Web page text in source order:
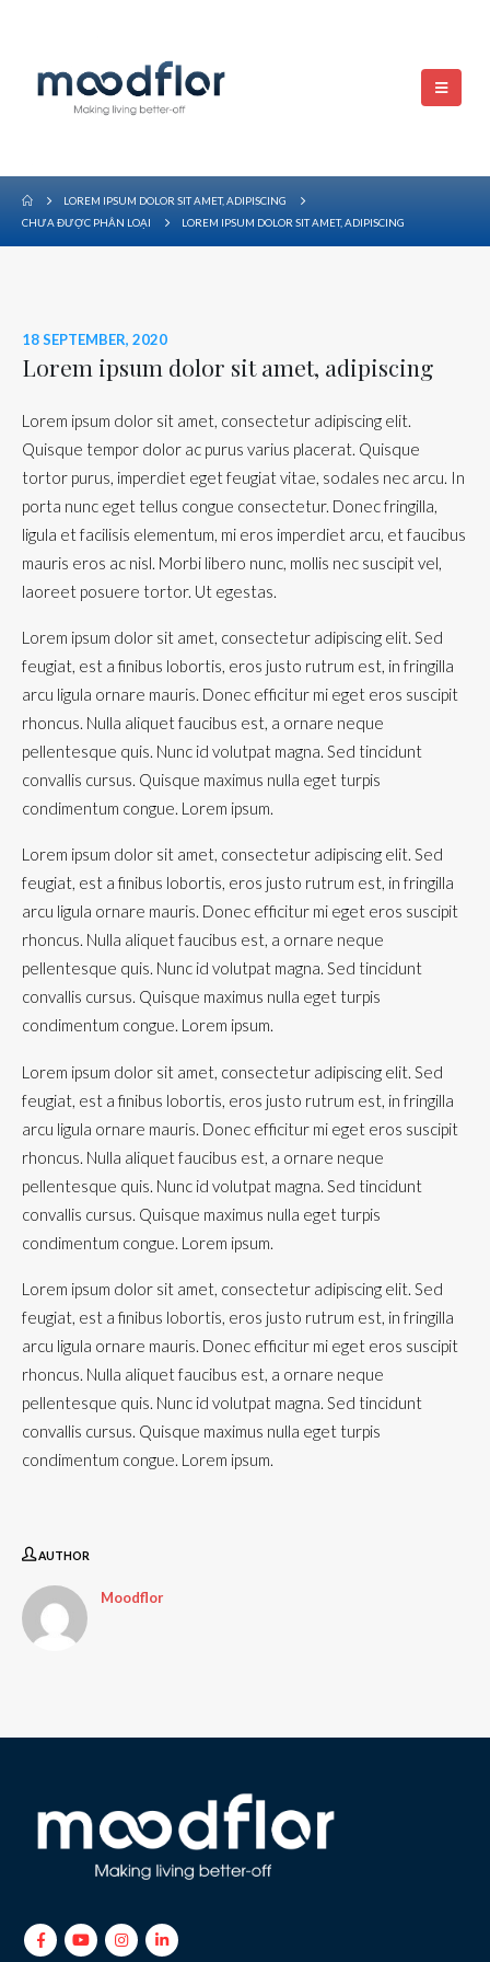
LOREM IPSUM DOLOR SIT AMET, ADIPISCING
CHƯA ĐƯỢC PHÂN LOẠI
LOREM IPSUM DOLOR SIT AMET, ADIPISCING
18 SEPTEMBER, 2020
Lorem ipsum dolor sit amet, adipiscing
Lorem ipsum dolor sit amet, consectetur adipiscing elit.
Quisque tempor dolor ac purus varius placerat. Quisque
tortor purus, imperdiet eget feugiat vitae, sodales nec arcu. In
porta nunc eget tellus congue consectetur. Donec fringilla,
ligula et facilisis elementum, mi eros imperdiet arcu, et faucibus
mauris eros ac nisl. Morbi libero nunc, mollis nec suscipit vel,
laoreet posuere tortor. Ut egestas.
Lorem ipsum dolor sit amet, consectetur adipiscing elit. Sed
feugiat, est a finibus lobortis, eros justo rutrum est, in fringilla
arcu ligula ornare mauris. Donec efficitur mi eget eros suscipit
rhoncus. Nulla aliquet faucibus est, a ornare neque
pellentesque quis. Nunc id volutpat magna. Sed tincidunt
convallis cursus. Quisque maximus nulla eget turpis
condimentum congue. Lorem ipsum.
Lorem ipsum dolor sit amet, consectetur adipiscing elit. Sed
feugiat, est a finibus lobortis, eros justo rutrum est, in fringilla
arcu ligula ornare mauris. Donec efficitur mi eget eros suscipit
rhoncus. Nulla aliquet faucibus est, a ornare neque
pellentesque quis. Nunc id volutpat magna. Sed tincidunt
convallis cursus. Quisque maximus nulla eget turpis
condimentum congue. Lorem ipsum.
Lorem ipsum dolor sit amet, consectetur adipiscing elit. Sed
feugiat, est a finibus lobortis, eros justo rutrum est, in fringilla
arcu ligula ornare mauris. Donec efficitur mi eget eros suscipit
rhoncus. Nulla aliquet faucibus est, a ornare neque
pellentesque quis. Nunc id volutpat magna. Sed tincidunt
convallis cursus. Quisque maximus nulla eget turpis
condimentum congue. Lorem ipsum.
Lorem ipsum dolor sit amet, consectetur adipiscing elit. Sed
feugiat, est a finibus lobortis, eros justo rutrum est, in fringilla
arcu ligula ornare mauris. Donec efficitur mi eget eros suscipit
rhoncus. Nulla aliquet faucibus est, a ornare neque
pellentesque quis. Nunc id volutpat magna. Sed tincidunt
convallis cursus. Quisque maximus nulla eget turpis
condimentum congue. Lorem ipsum.
AUTHOR
Moodflor